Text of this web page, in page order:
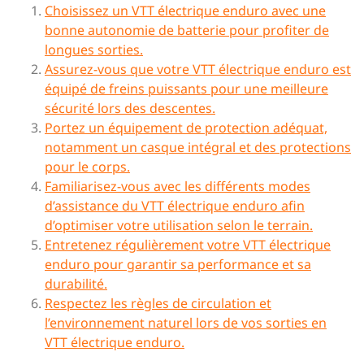
Choisissez un VTT électrique enduro avec une
bonne autonomie de batterie pour profiter de
longues sorties.
Assurez-vous que votre VTT électrique enduro est
équipé de freins puissants pour une meilleure
sécurité lors des descentes.
Portez un équipement de protection adéquat,
notamment un casque intégral et des protections
pour le corps.
Familiarisez-vous avec les différents modes
d’assistance du VTT électrique enduro afin
d’optimiser votre utilisation selon le terrain.
Entretenez régulièrement votre VTT électrique
enduro pour garantir sa performance et sa
durabilité.
Respectez les règles de circulation et
l’environnement naturel lors de vos sorties en
VTT électrique enduro.